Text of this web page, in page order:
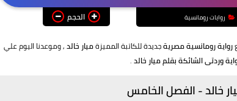
روايات رومانسية الحجم
رواية رومانسية مصريةجديدة للكاتبة المميزةميار خالد, وموعدنا اليوم علي
وردتى الشائكة بقلم ميار خالد.
خالد - الفصل الخامس